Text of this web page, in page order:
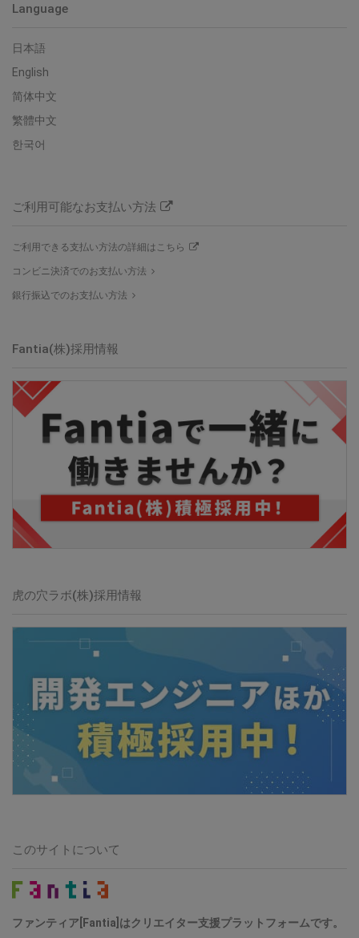
Language
日本語
English
简体中文
繁體中文
한국어
ご利用可能なお支払い方法
ご利用できる支払い方法の詳細はこちら
コンビニ決済でのお支払い方法
銀行振込でのお支払い方法
Fantia(株)採用情報
虎の穴ラボ(株)採用情報
このサイトについて
ファンティア[Fantia]はクリエイター支援プラットフォームです。